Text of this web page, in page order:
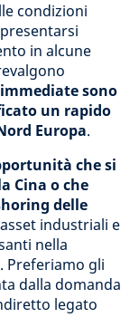
condizioni
in alcune
sono
un rapido
Europa.
che si
Cina o che
delle
industriali e
nella
Preferiamo gli
dalla domanda
legato